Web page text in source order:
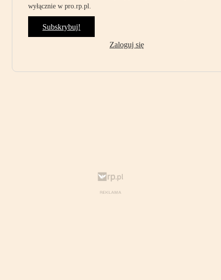
wyłącznie w pro.rp.pl.
Subskrybuj!
Zaloguj się